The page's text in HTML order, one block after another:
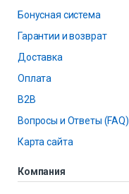
Бонусная система
Гарантии и возврат
Доставка
Оплата
B2B
Вопросы и Ответы (FAQ)
Карта сайта
Компания